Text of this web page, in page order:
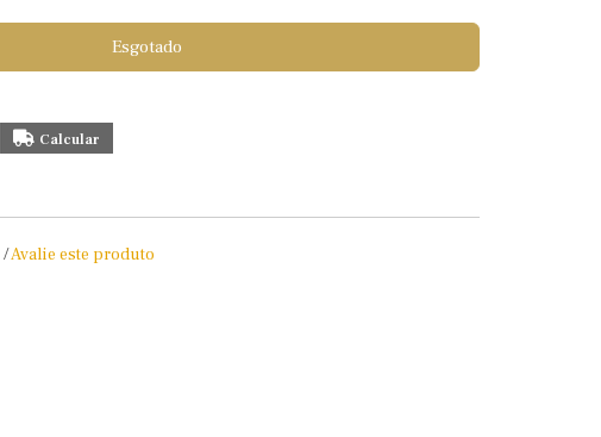
Esgotado
/Avalie este produto